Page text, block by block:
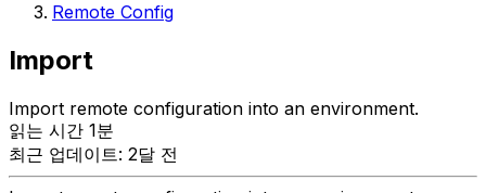
Remote Config
Import
Import remote configuration into an environment.
읽는 시간 1분
최근 업데이트: 2달 전